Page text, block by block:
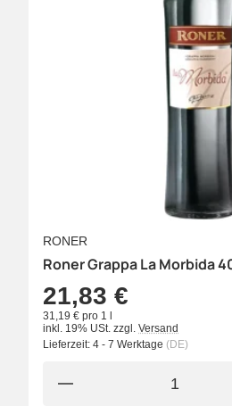
RONER
Roner Grappa La Morbida
21,83 €
31,19 € pro 1 l
inkl. 19% USt. zzgl. Versand
Lieferzeit: 4 - 7 Werktage (DE)